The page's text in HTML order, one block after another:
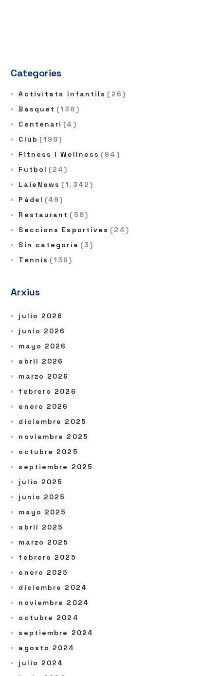
Categories
Activitats Infantils (26)
Bàsquet (138)
Centenari (4)
Club (198)
Fitness i Wellness (94)
Futbol (24)
LaieNews (1.342)
Pàdel (49)
Restaurant (58)
Seccions Esportives (24)
Sin categoría (3)
Tennis (136)
Arxius
julio 2026
junio 2026
mayo 2026
abril 2026
marzo 2026
febrero 2026
enero 2026
diciembre 2025
noviembre 2025
octubre 2025
septiembre 2025
julio 2025
junio 2025
mayo 2025
abril 2025
marzo 2025
febrero 2025
enero 2025
diciembre 2024
noviembre 2024
octubre 2024
septiembre 2024
agosto 2024
julio 2024